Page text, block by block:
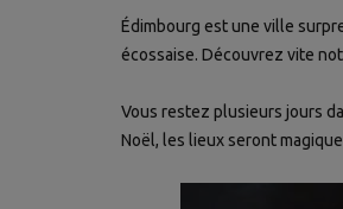
Édimbourg est une ville
écossaise. Découvrez vite
Vous restez plusieurs jours
Noël, les lieux seront